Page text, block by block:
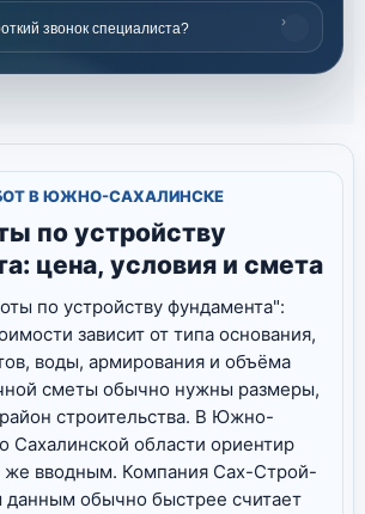
звонок специалиста? ›
В ЮЖНО-САХАЛИНСКЕ
по устройству
цена, условия и смета
по устройству фундамента":
зависит от типа основания,
воды, армирования и объёма
сметы обычно нужны размеры,
строительства. В Южно-
Сахалинской области ориентир
же вводным. Компания Сах-Строй-
данным обычно быстрее считает